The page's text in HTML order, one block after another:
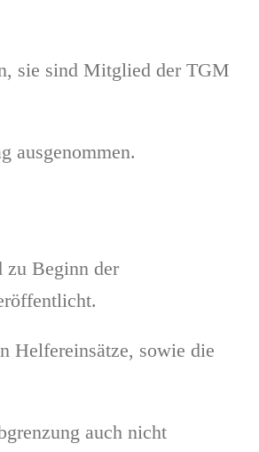
sie sind Mitglied der TGM
ausgenommen.
zu Beginn der
Helfereinsätze, sowie die
auch nicht